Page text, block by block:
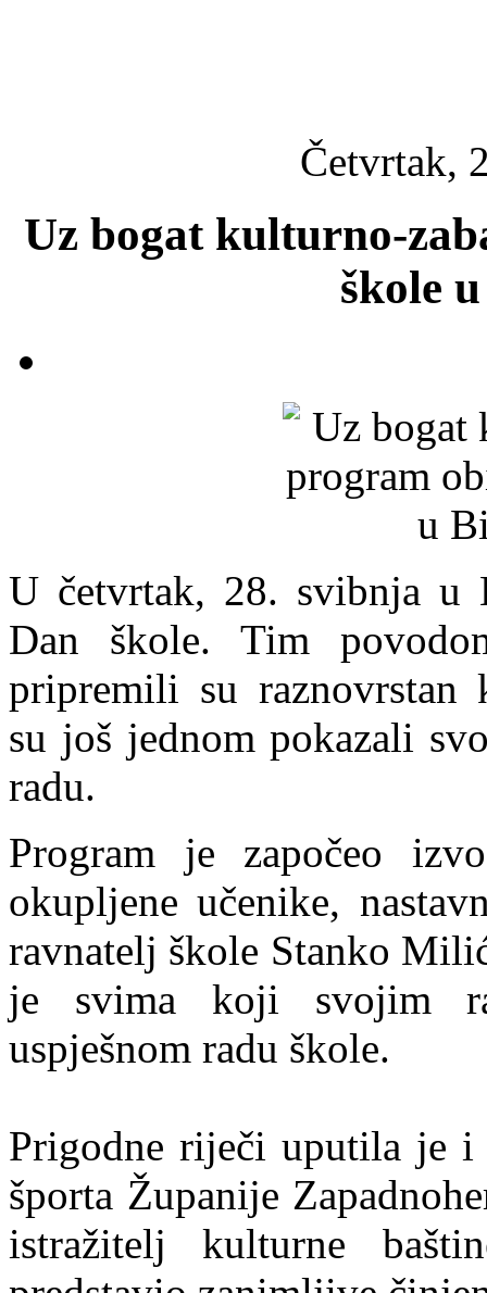
Četvrtak,
Uz bogat kulturno-
škole
U četvrtak, 28. svibnja u
Dan škole. Tim
pripremili su raznovrstan
su još jednom pokazali
radu.
Program je započeo
okupljene učenike,
ravnatelj škole Stanko
je svima koji svojim
uspješnom radu škole.
Prigodne riječi uputila je
športa Županije
istražitelj kulturne